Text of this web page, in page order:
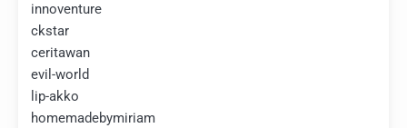
innoventure
ckstar
ceritawan
evil-world
lip-akko
homemadebymiriam